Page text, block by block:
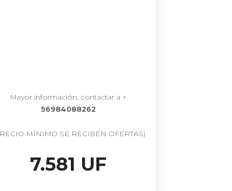
Mayor información, contactar a +
56984088262
MÍNIMO SE RECIBEN OFERTAS)
7.581 UF